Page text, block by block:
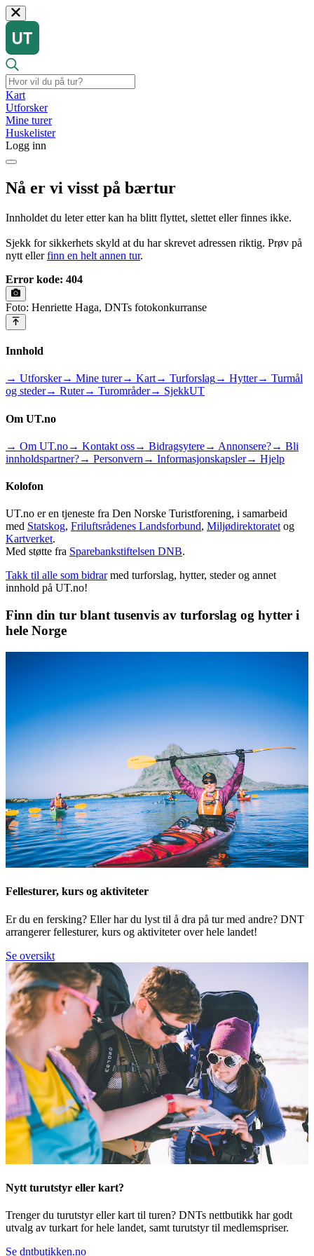
Kart
Utforsker
Mine turer
Huskelister
Logg inn
Nå er vi visst på bærtur
Innholdet du leter etter kan ha blitt flyttet, slettet eller finnes ikke.
Sjekk for sikkerhets skyld at du har skrevet adressen riktig. Prøv på
nytt eller finn en helt annen tur.
Error kode: 404
Foto: Henriette Haga, DNTs fotokonkurranse
Innhold
→ Utforsker→ Mine turer→ Kart→ Turforslag→ Hytter→ Turmål
og steder→ Ruter→ Turområder→ SjekkUT
Om UT.no
→ Om UT.no→ Kontakt oss→ Bidragsytere→ Annonsere?→ Bli
innholdspartner?→ Personvern → Informasjonskapsler→ Hjelp
Kolofon
UT.no er en tjeneste fra Den Norske Turistforening, i samarbeid
med Statskog, Friluftsrådenes Landsforbund, Miljødirektoratet og
Kartverket.
Med støtte fra Sparebankstiftelsen DNB.
Takk til alle som bidrar med turforslag, hytter, steder og annet
innhold på UT.no!
Finn din tur blant tusenvis av turforslag og hytter i
hele Norge
Fellesturer, kurs og aktiviteter
Er du en fersking? Eller har du lyst til å dra på tur med andre? DNT
arrangerer fellesturer, kurs og aktiviteter over hele landet!
Se oversikt
Nytt turutstyr eller kart?
Trenger du turutstyr eller kart til turen? DNTs nettbutikk har godt
utvalg av turkart for hele landet, samt turutstyr til medlemspriser.
Se dntbutikken.no